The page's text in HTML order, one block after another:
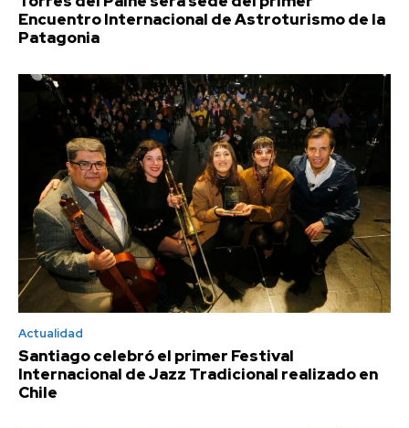
Encuentro Internacional de Astroturismo de la
Patagonia
Actualidad
Santiago celebró el primer Festival
Internacional de Jazz Tradicional realizado en
Chile